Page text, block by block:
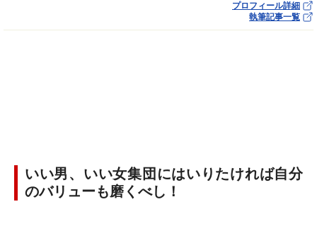
プロフィール詳細
執筆記事一覧
いい男、いい女集団にはいりたければ自分
のバリューも磨くべし！